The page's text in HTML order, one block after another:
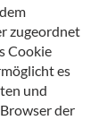
zugeordnet
Cookie
es
und
der